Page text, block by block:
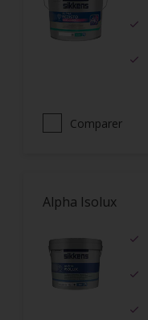
Comparer
Alpha Isolux